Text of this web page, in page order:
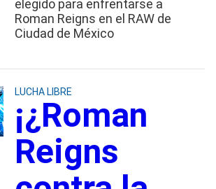
elegido para enfrentarse a
Roman Reigns en el RAW de
Ciudad de México
LUCHA LIBRE
¡¿Roman
Reigns